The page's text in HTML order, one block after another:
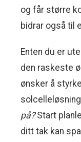
og får større
bidrar også til
Enten du er
den raskeste
ønsker å
på?Start
ditt tak kan